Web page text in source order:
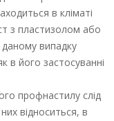
в кліматі
з пластизолом або
випадку
в його застосуванні
профнастилу слід
відноситься, в